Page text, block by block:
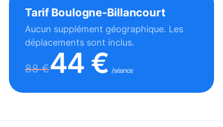
TarifBoulogne-Billancourt
Aucun supplément géographique. Les
déplacements sont inclus.
88€44 € /séance